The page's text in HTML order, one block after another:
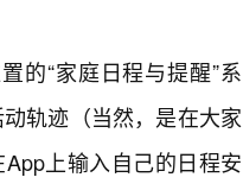
的“家庭日程与提醒”系
轨迹（当然，是在大家
上输入自己的日程安